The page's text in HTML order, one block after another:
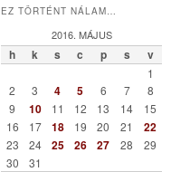
e
r
EZ TÖRTÉNT NÁLAM…
2016. MÁJUS
h k s c p s v
1
2
3 4 5 6 7
8
9
10 11 12 13 14
15
16
17 18 19 20 21 22
23 24 25 26 27 28
29
30
31